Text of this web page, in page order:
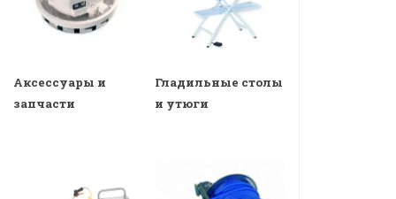
Аксессуары и
запчасти
Гладильные столы
и утюги